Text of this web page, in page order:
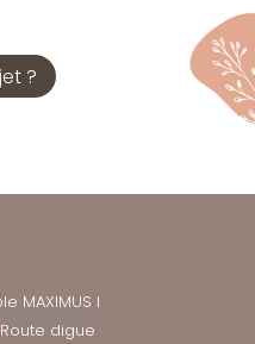
?
MAXIMUS I
digue